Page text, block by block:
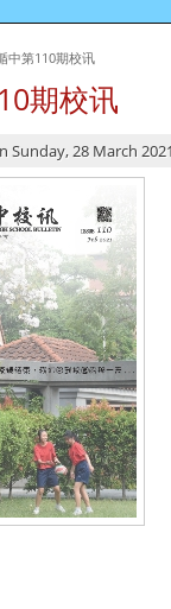
中第110期校讯
期校讯
Sunday, 28 March